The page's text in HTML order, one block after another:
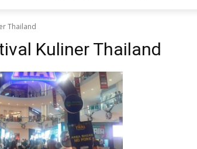
Thailand
Kuliner Thailand